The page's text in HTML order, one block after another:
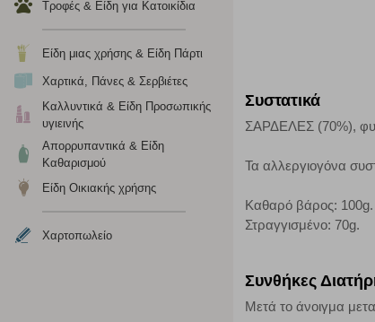
Τροφές & Είδη για Κατοικίδια
Είδη μιας χρήσης & Είδη Πάρτι
Χαρτικά, Πάνες & Σερβιέτες
Καλλυντικά & Είδη Προσωπικής
υγιεινής
Απορρυπαντικά & Είδη
Καθαρισμού
Είδη Οικιακής χρήσης
Χαρτοπωλείο
Συστατικά
ΣΑΡΔΕΛΕΣ (70%),
Τα αλλεργιογόνα
Καθαρό βάρος: 100g.
Στραγγισμένο: 70g.
Συνθήκες
Μετά το άνοιγμα
Η συγκεκριμένη κατηγορία cookies μας δίνει τη
να γνωρίζουμε ποιες σελίδες είναι περισσότερο, ή
τα cookies είναι συγκεντρωτικές και, συνεπώς,
Απολύτως απαραίτητα cookies
Η συγκεκριμένη κατηγορία cookies είναι
αποκλείει ή να σας ειδοποιεί σχετικά με αυτά τα